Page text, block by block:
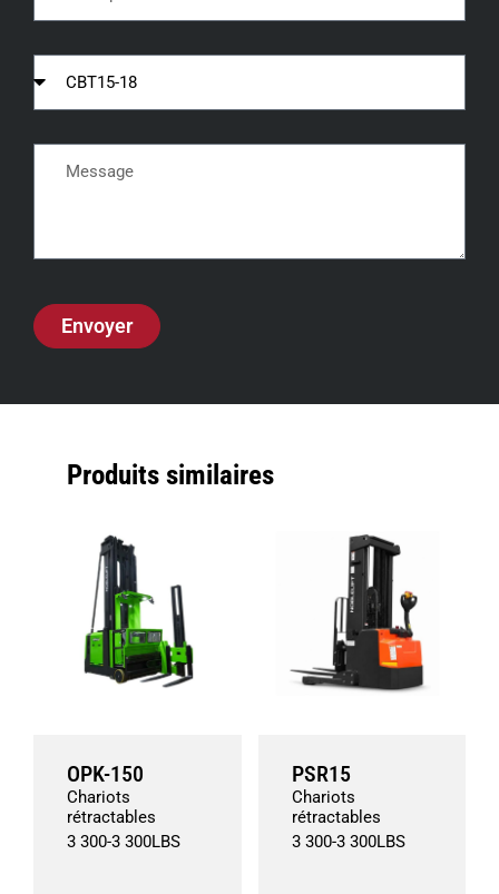
Envoyer
Produits similaires
OPK-150
Chariots
rétractables
3 300-3 300LBS
PSR15
Chariots
rétractables
3 300-3 300LBS